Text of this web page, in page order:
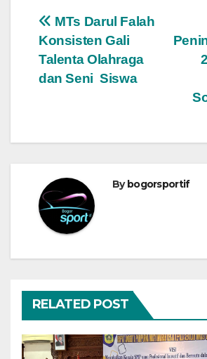
Navigasi
pos
MTs Darul Falah
Konsisten Gali
Talenta Olahraga
dan Seni Siswa
Bybogorsportif
RELATED POST